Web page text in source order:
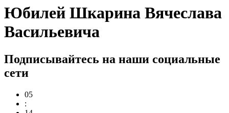
Юбилей Шкарина Вячеслава
Васильевича
Подписывайтесь на наши социальные
сети
05
: